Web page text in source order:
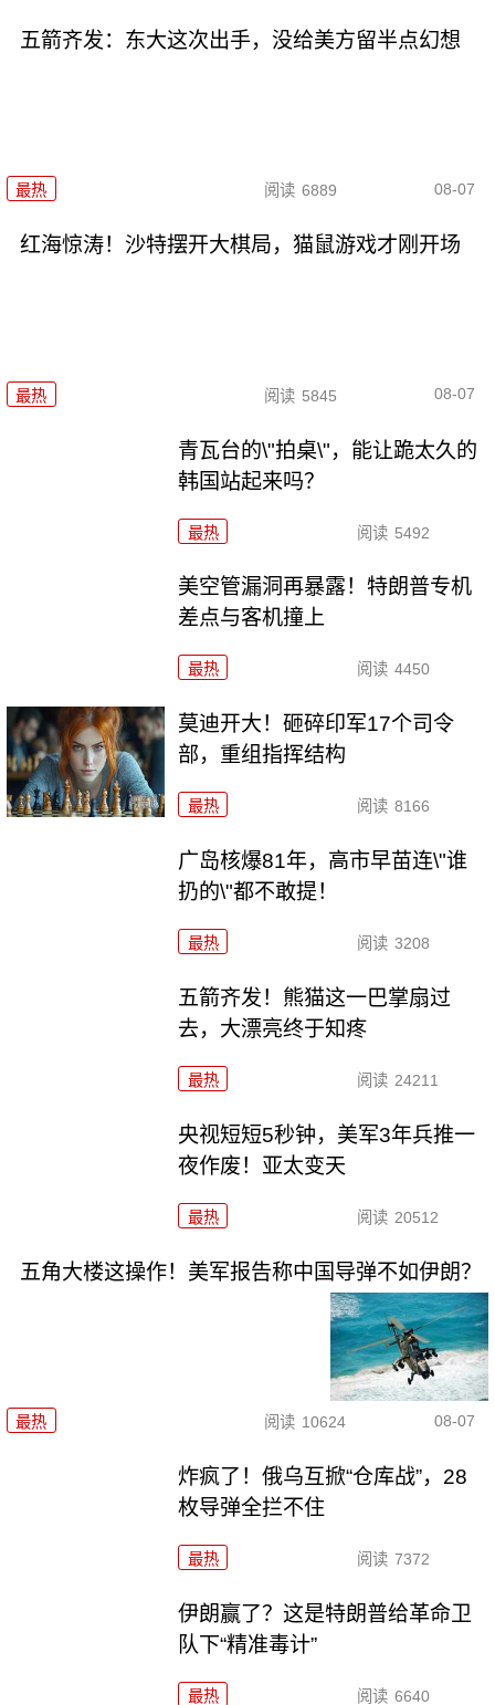
五箭齐发：东大这次出手，没给美方留半点幻想
最热 阅读 6889 08-07
红海惊涛！沙特摆开大棋局，猫鼠游戏才刚开场
最热 阅读 5845 08-07
青瓦台的\"拍桌\"，能让跪太久的
韩国站起来吗？
最热 阅读 5492
美空管漏洞再暴露！特朗普专机
差点与客机撞上
最热 阅读 4450
莫迪开大！砸碎印军17个司令
部，重组指挥结构
最热 阅读 8166
广岛核爆81年，高市早苗连\"谁
扔的\"都不敢提！
最热 阅读 3208
五箭齐发！熊猫这一巴掌扇过
去，大漂亮终于知疼
最热 阅读 24211
央视短短5秒钟，美军3年兵推一
夜作废！亚太变天
最热 阅读 20512
五角大楼这操作！美军报告称中国导弹不如伊朗？
最热 阅读 10624 08-07
炸疯了！俄乌互掀“仓库战”，28
枚导弹全拦不住
最热 阅读 7372
伊朗赢了？这是特朗普给革命卫
队下“精准毒计”
最热 阅读 6640